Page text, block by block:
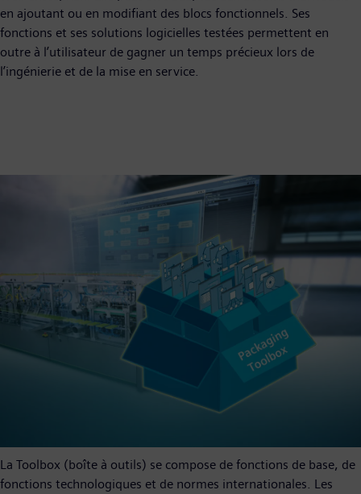
en ajoutant ou en modifiant des blocs fonctionnels. Ses
fonctions et ses solutions logicielles testées permettent en
outre à l’utilisateur de gagner un temps précieux lors de
l’ingénierie et de la mise en service.
La Toolbox (boîte à outils) se compose de fonctions de base, de
fonctions technologiques et de normes internationales. Les